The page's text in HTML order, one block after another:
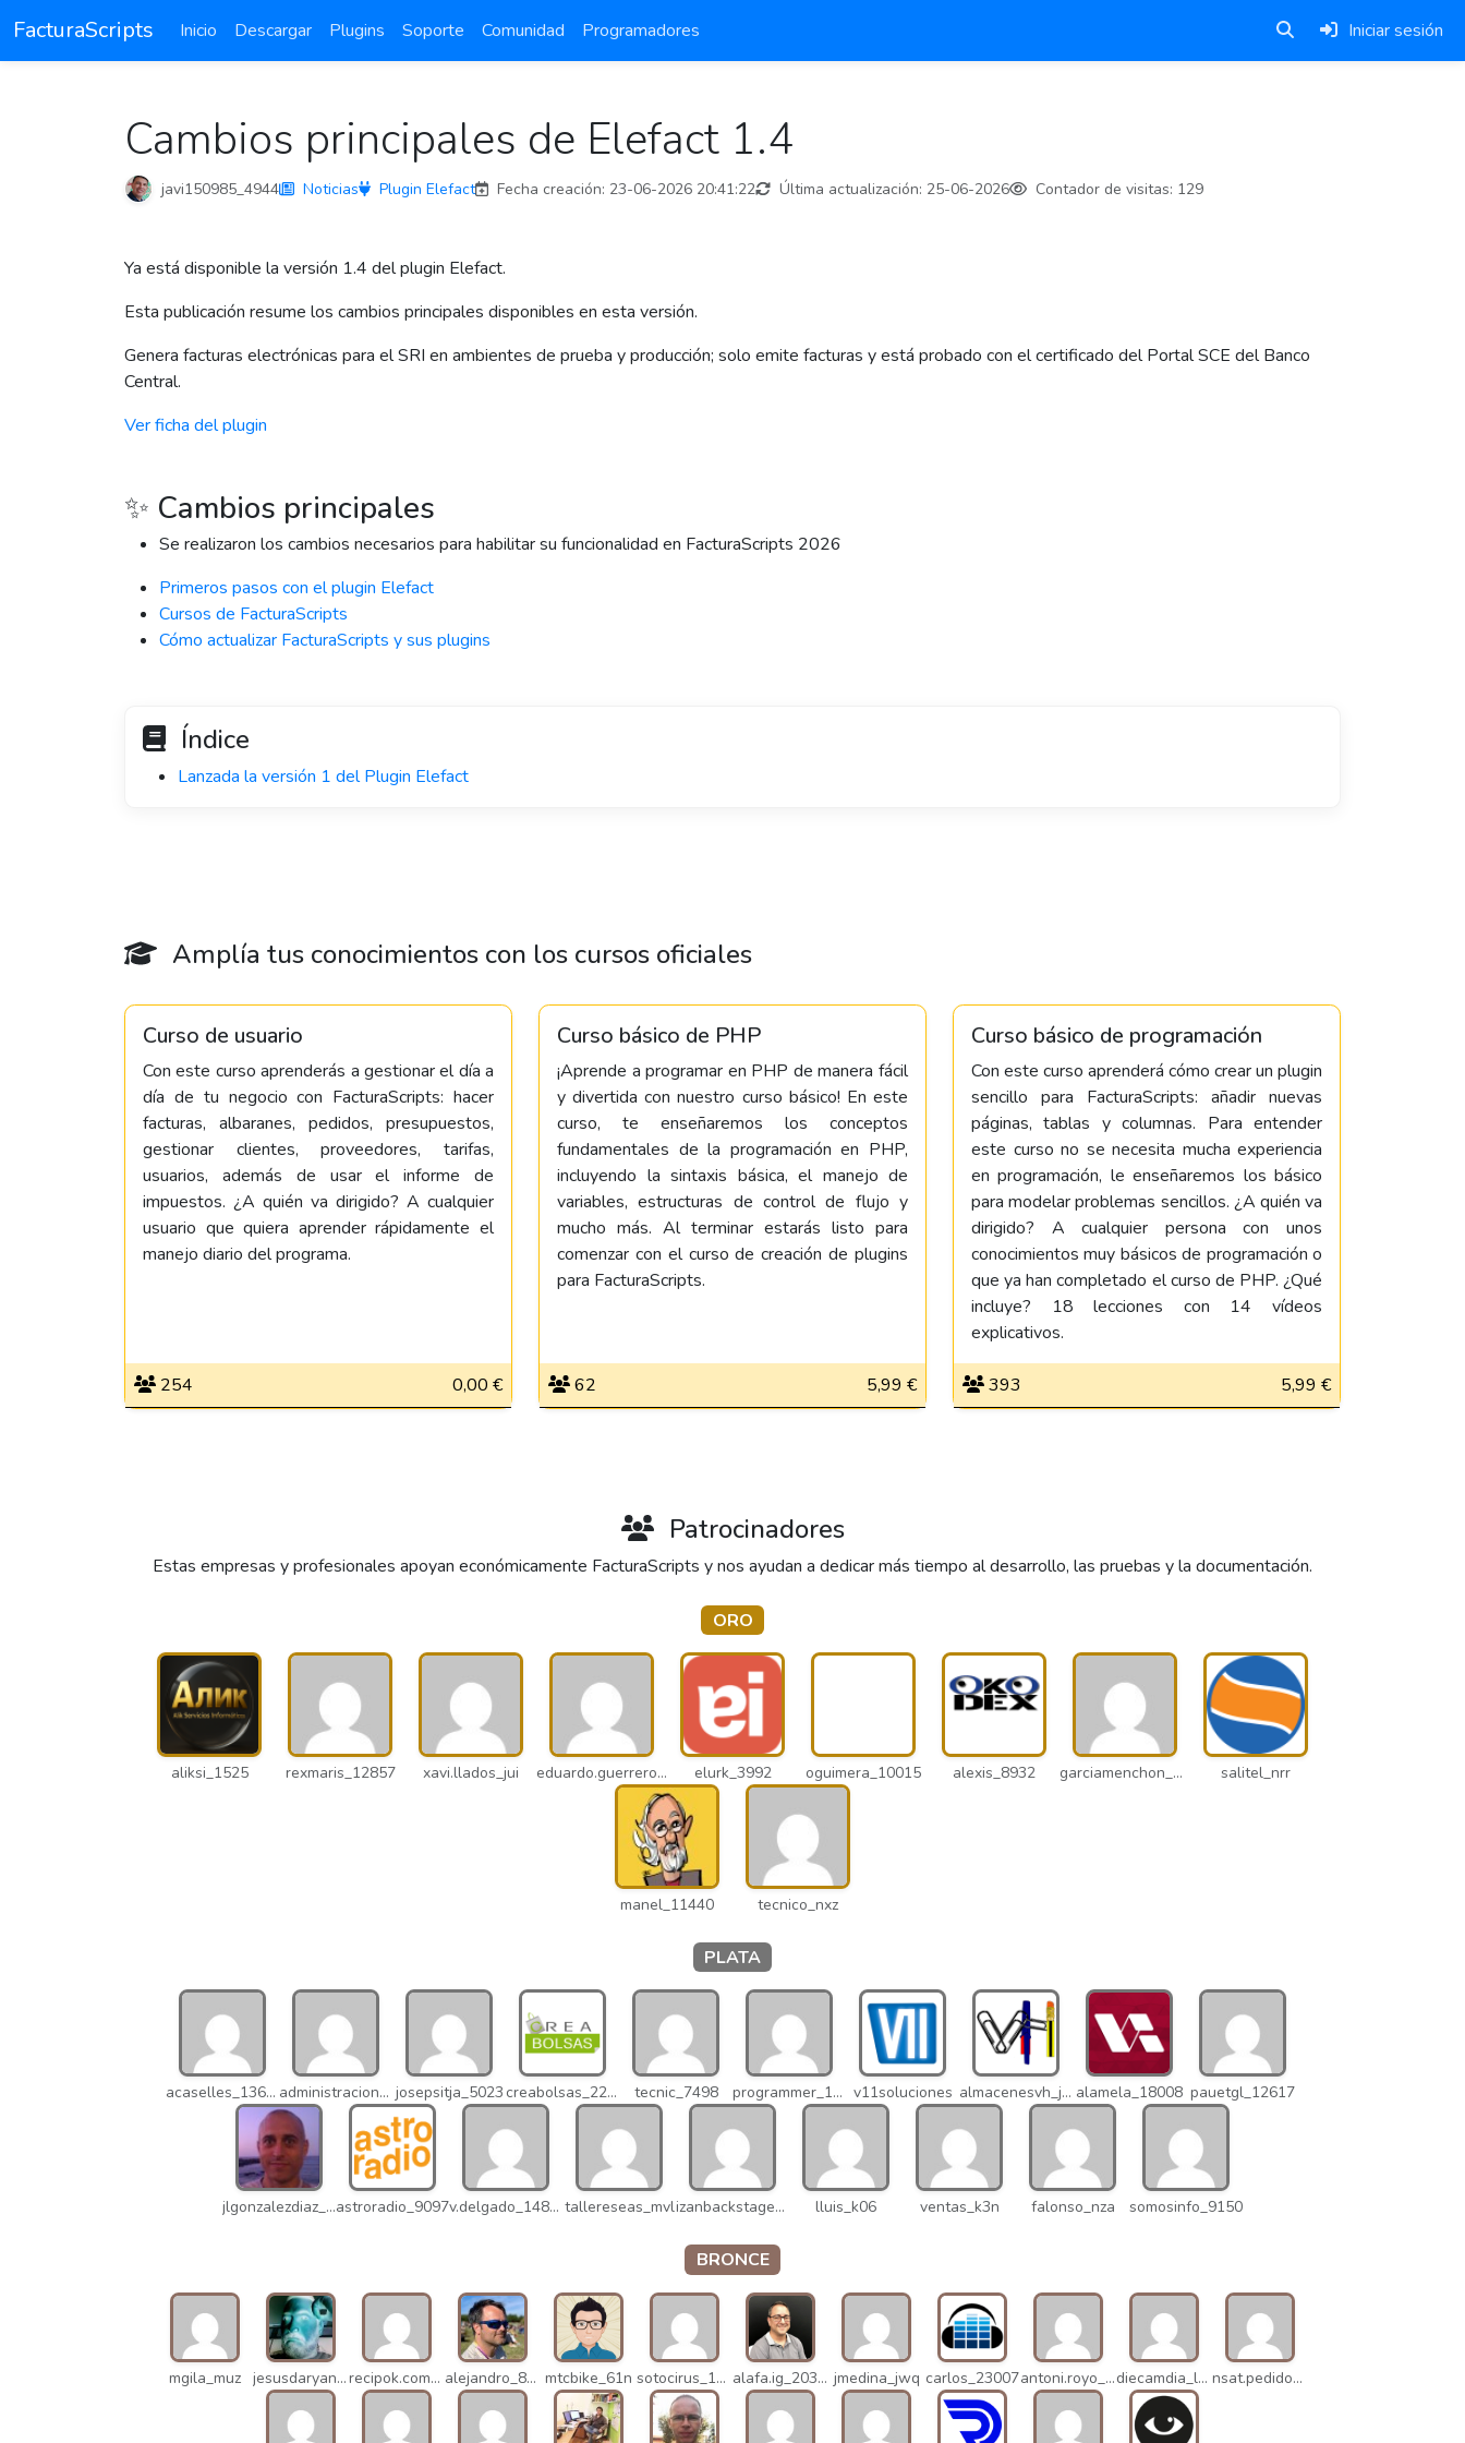
FacturaScripts Inicio Descargar Plugins Soporte Comunidad Programadores Iniciar sesión
Cambios principales de Elefact 1.4
javi150985_4944 Noticias Plugin Elefact Fecha creación: 23-06-2026 20:41:22 Última actualización: 25-06-2026 Contador de visitas: 129
Ya está disponible la versión 1.4 del plugin Elefact.
Esta publicación resume los cambios principales disponibles en esta versión.
Genera facturas electrónicas para el SRI en ambientes de prueba y producción; solo emite facturas y está probado con el certificado del Portal SCE del Banco
Central.
Ver ficha del plugin
✨ Cambios principales
Se realizaron los cambios necesarios para habilitar su funcionalidad en FacturaScripts 2026
Primeros pasos con el plugin Elefact
Cursos de FacturaScripts
Cómo actualizar FacturaScripts y sus plugins
Índice
Lanzada la versión 1 del Plugin Elefact
Amplía tus conocimientos con los cursos oficiales
Curso de usuario
Con este curso aprenderás a gestionar el día a
día de tu negocio con FacturaScripts: hacer
facturas, albaranes, pedidos, presupuestos,
gestionar clientes, proveedores, tarifas,
usuarios, además de usar el informe de
impuestos. ¿A quién va dirigido? A cualquier
usuario que quiera aprender rápidamente el
manejo diario del programa.
254 0,00 €
Curso básico de PHP
¡Aprende a programar en PHP de manera fácil
y divertida con nuestro curso básico! En este
curso, te enseñaremos los conceptos
fundamentales de la programación en PHP,
incluyendo la sintaxis básica, el manejo de
variables, estructuras de control de flujo y
mucho más. Al terminar estarás listo para
comenzar con el curso de creación de plugins
para FacturaScripts.
62 5,99 €
Curso básico de programación
Con este curso aprenderá cómo crear un plugin
sencillo para FacturaScripts: añadir nuevas
páginas, tablas y columnas. Para entender
este curso no se necesita mucha experiencia
en programación, le enseñaremos los básico
para modelar problemas sencillos. ¿A quién va
dirigido? A cualquier persona con unos
conocimientos muy básicos de programación o
que ya han completado el curso de PHP. ¿Qué
incluye? 18 lecciones con 14 vídeos
explicativos.
393 5,99 €
Patrocinadores
Estas empresas y profesionales apoyan económicamente FacturaScripts y nos ayudan a dedicar más tiempo al desarrollo, las pruebas y la documentación.
ORO
aliksi_1525 rexmaris_12857 xavi.llados_jui eduardo.guerrero_pto elurk_3992 oguimera_10015 alexis_8932 garciamenchon_puz salitel_nrr
manel_11440 tecnico_nxz
PLATA
acaselles_13670 administracion_nhd josepsitja_5023 creabolsas_22110 tecnic_7498 programmer_12837 v11soluciones almacenesvh_jo2 alamela_18008 pauetgl_12617
jlgonzalezdiaz_12316astroradio_9097 v.delgado_14821 tallereseas_mvl izanbackstage_14556 lluis_k06 ventas_k3n falonso_nza somosinfo_9150
BRONCE
mgila_muz jesusdaryanani_mko recipok.com_n5u alejandro_8931 mtcbike_61n sotocirus_11872 alafa.ig_20338 jmedina_jwq carlos_23007 antoni.royo_10023 diecamdia_l27 nsat.pedidos_1235